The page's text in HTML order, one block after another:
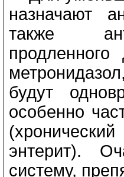
назначают
также
будут
особенно
энтерит).
систему,